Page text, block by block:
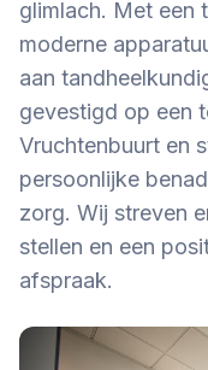
glimlach. Met een
moderne
aan
gevestigd op een
Vruchtenbuurt en
persoonlijke
zorg. Wij streven
stellen en een
afspraak.